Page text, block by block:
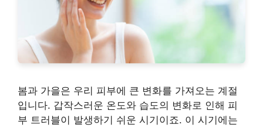
봄과 가을은 우리 피부에 큰 변화를 가져오는 계절
입니다. 갑작스러운 온도와 습도의 변화로 인해 피
부 트러블이 발생하기 쉬운 시기이죠. 이 시기에는